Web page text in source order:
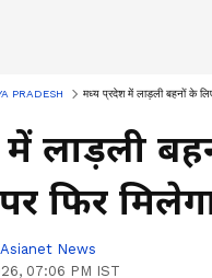
PRADESH मध्य प्रदेश में लाड़ली बहनों के
में लाड़ली
फिर
Asianet News
07:06 PM IST